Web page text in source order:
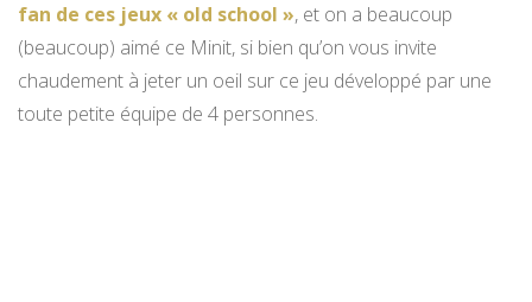
fan de ces jeux « old school », et on a beaucoup
(beaucoup) aimé ce Minit, si bien qu’on vous invite
chaudement à jeter un oeil sur ce jeu développé par une
toute petite équipe de 4 personnes.